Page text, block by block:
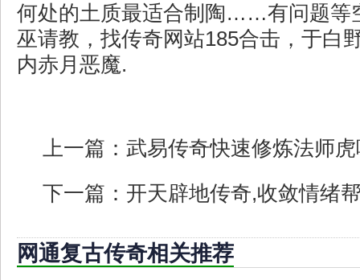
何处的土质最适合制陶……有问题等
巫请教，找传奇网站185合击，于白
内赤月恶魔.
上一篇： 武易传奇快速修炼法师
下一篇： 开天辟地传奇,收敛情绪
网通复古传奇相关推荐